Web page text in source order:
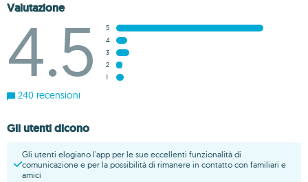
Valutazione
4.5
5
4
3
2
1
240 recensioni
Gli utenti dicono
Gli utenti elogiano l'app per le sue eccellenti funzionalità di
comunicazione e per la possibilità di rimanere in contatto con familiari e
amici